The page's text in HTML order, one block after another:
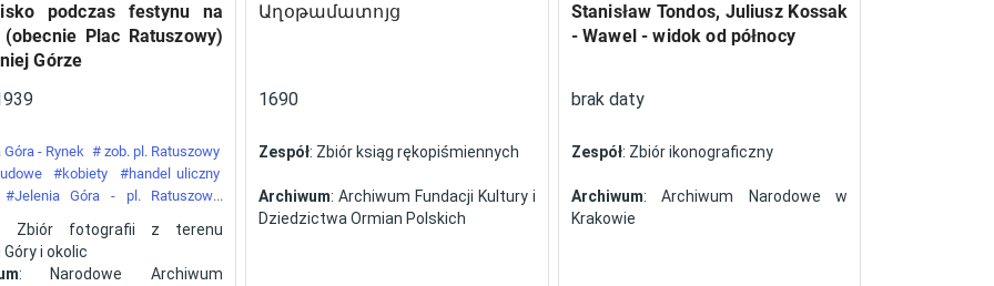
podczas festynu na
(obecnie Plac Ratuszowy)
Górze
- Rynek # zob. pl. Ratuszowy
#kobiety
#handel uliczny
#Jelenia Góra - pl. Ratuszowy
Zbiór fotografii z terenu
i okolic
: Narodowe Archiwum
Աղօթամատոյց
1690
Zespół: Zbiór ksiąg rękopiśmiennych
Archiwum: Archiwum Fundacji Kultury i
Dziedzictwa Ormian Polskich
Stanisław Tondos, Juliusz Kossak
- Wawel - widok od północy
brak daty
Zespół: Zbiór ikonograficzny
Archiwum: Archiwum Narodowe w
Krakowie